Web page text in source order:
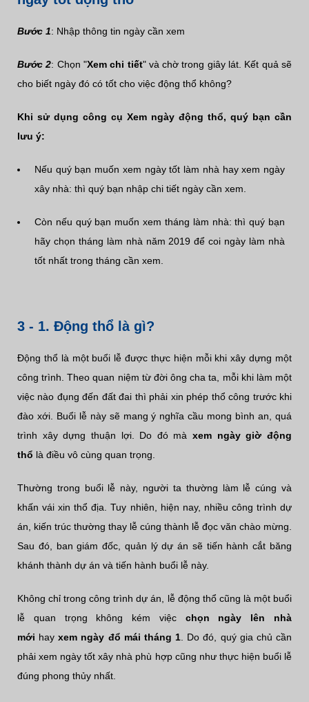
Bước 1: Nhập thông tin ngày cần xem
Bước 2: Chọn "Xem chi tiết" và chờ trong giây lát. Kết quả sẽ
cho biết ngày đó có tốt cho việc động thổ không?
Khi sử dụng công cụ Xem ngày động thổ, quý bạn cần
lưu ý:
Nếu quý bạn muốn xem ngày tốt làm nhà hay xem ngày
xây nhà: thì quý bạn nhập chi tiết ngày cần xem.
Còn nếu quý bạn muốn xem tháng làm nhà: thì quý bạn
hãy chọn tháng làm nhà năm 2019 để coi ngày làm nhà
tốt nhất trong tháng cần xem.
3 - 1. Động thổ là gì?
Động thổ là một buổi lễ được thực hiện mỗi khi xây dựng một
công trình. Theo quan niệm từ đời ông cha ta, mỗi khi làm một
việc nào đụng đến đất đai thì phải xin phép thổ công trước khi
đào xới. Buổi lễ này sẽ mang ý nghĩa cầu mong bình an, quá
trình xây dựng thuận lợi. Do đó màxem ngày giờ động
thổ là điều vô cùng quan trọng.
Thường trong buổi lễ này, người ta thường làm lễ cúng và
khấn vái xin thổ địa. Tuy nhiên, hiện nay, nhiều công trình dự
án, kiến trúc thường thay lễ cúng thành lễ đọc văn chào mừng.
Sau đó, ban giám đốc, quản lý dự án sẽ tiến hành cắt băng
khánh thành dự án và tiến hành buổi lễ này.
Không chỉ trong công trình dự án, lễ động thổ cũng là một buổi
lễ quan trọng không kém việc chọn ngày lên nhà
mới hayxem ngày đổ mái tháng 1 . Do đó, quý gia chủ cần
phải xem ngày tốt xây nhà phù hợp cũng như thực hiện buổi lễ
đúng phong thủy nhất.